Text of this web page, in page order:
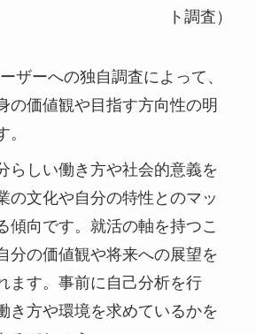
ト調査）
ザーへの独自調査によって、
の価値観や目指す方向性の明
らしい働き方や社会的意義を
の文化や自分の特性とのマッ
傾向です。就活の軸を持つこ
分の価値観や将来への展望を
ます。事前に自己分析を行
き方や環境を求めているかを